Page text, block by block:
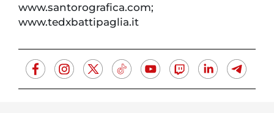
www.santorografica.com;
www.tedxbattipaglia.it